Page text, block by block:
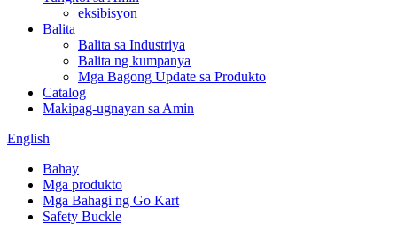
eksibisyon
Balita
Balita sa Industriya
Balita ng kumpanya
Mga Bagong Update sa Produkto
Catalog
Makipag-ugnayan sa Amin
English
Bahay
Mga produkto
Mga Bahagi ng Go Kart
Safety Buckle